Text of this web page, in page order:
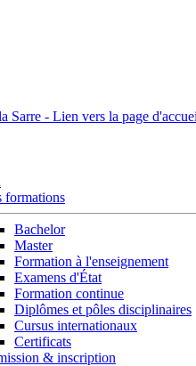
formations
Bachelor
Master
Formation à l'enseignement
Examens d'État
Formation continue
Diplômes et pôles disciplinaires
Cursus internationaux
Certificats
& inscription